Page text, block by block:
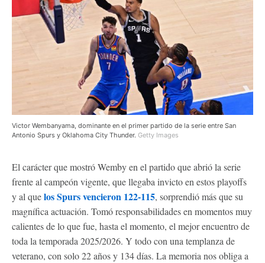
Victor Wembanyama, dominante en el primer partido de la serie entre San
Antonio Spurs y Oklahoma City Thunder. Getty Images
El carácter que mostró Wemby en el partido que abrió la serie
frente al campeón vigente, que llegaba invicto en estos playoffs
y al quelos Spurs vencieron 122-115, sorprendió más que su
magnífica actuación. Tomó responsabilidades en momentos muy
calientes de lo que fue, hasta el momento, el mejor encuentro de
toda la temporada 2025/2026. Y todo con una templanza de
veterano, con solo 22 años y 134 días. La memoria nos obliga a